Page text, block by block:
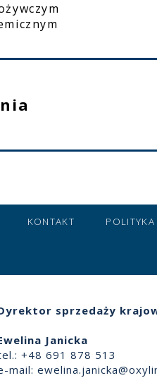
KONTAKT
sprzedaży
Janicka
+48 691 878 513
mail: